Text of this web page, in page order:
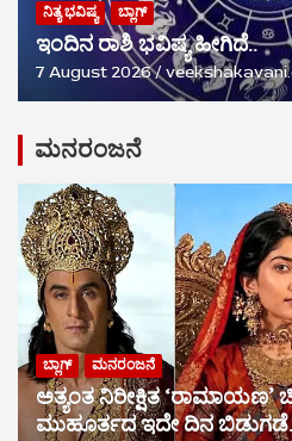
ನಿತ್ಯ ಭವಿಷ್ಯ ಬ್ಲಾಗ್
ಇಂದಿನ ರಾಶಿ ಭವಿಷ್ಯ ಹೀಗಿದೆ..
7 August 2026
ಮನರಂಜನೆ
ಬ್ಲಾಗ್ ಮನರಂಜನೆ
ಅತ್ಯಂತ ನಿರೀಕ್ಷಿತ ‘ರಾಮಾಯಣ’
ಮುಹೂರ್ತದ ಇದೇ ದಿನ